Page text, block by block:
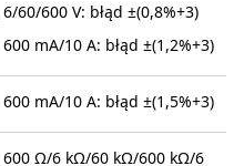
6/60/600 V: błąd ±(0,8%+3)
600 mA/10 A: błąd ±(1,2%+3)
600 mA/10 A: błąd ±(1,5%+3)
600 Ω/6 kΩ/60 kΩ/600 kΩ/6